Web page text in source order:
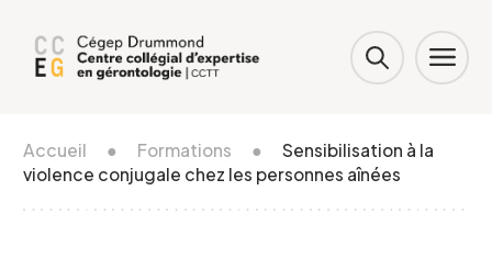
Accueil ● Formations ●
Sensibilisation à la
violence conjugale chez les personnes aînées